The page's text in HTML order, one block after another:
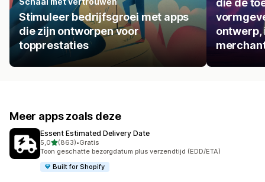
Stimuleer bedrijfsgroei met apps
die zijn ontworpen voor
topprestaties
die de
ontwerp,
Meer apps zoals deze
Essent Estimated Delivery Date
5,0van 5 sterren
(863)
863 recensies in totaal
•Gratis
Toon geschatte bezorgdatum plus verzendtijd (EDD/ETA)
Built for Shopify